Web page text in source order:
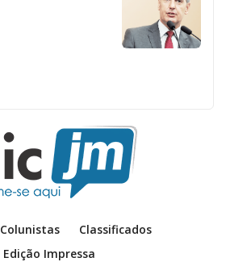
Colunistas
Classificados
Edição Impressa